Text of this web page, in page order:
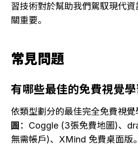
習技術對於幫助我們駕馭現代
關重要。
常見問題
有哪些最佳的免費視覺學
依類型劃分的最佳完全免費視覺
圖 ：Coggle (3張免費地圖)、
無需帳戶)、XMind 免費桌面版。